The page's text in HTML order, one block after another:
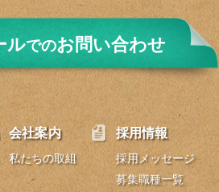
ルでのお問い合わせ
会社案内
私たちの取組
採用情報
採用メッセージ
募集職種一覧